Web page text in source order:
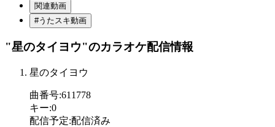
関連動画
#うたスキ動画
"星のタイヨウ"のカラオケ配信情報
星のタイヨウ
曲番号:611778
キー:0
配信予定:配信済み